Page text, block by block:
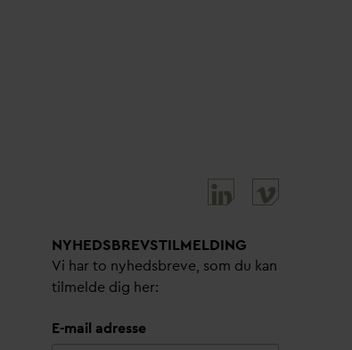
NYHEDSBREVS­TILMELDING
Vi har to nyhedsbreve, som du kan
tilmelde dig her:
E-mail adresse